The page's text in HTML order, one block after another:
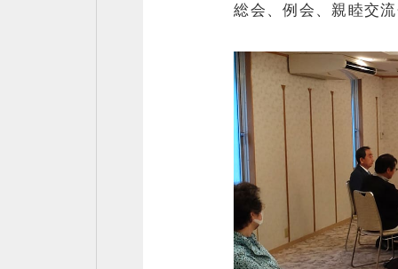
総会、例会、親睦交